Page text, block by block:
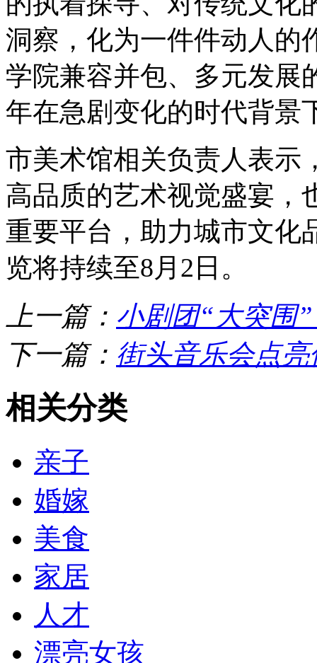
洞察，化为一件件动人的
学院兼容并包、多元发展
年在急剧变化的时代背景
市美术馆相关负责人表示
高品质的艺术视觉盛宴，
重要平台，助力城市文化
览将持续至8月2日。
上一篇： 小剧团“大突围
下一篇： 街头音乐会点
相关分类
亲子
婚嫁
美食
家居
人才
漂亮女孩